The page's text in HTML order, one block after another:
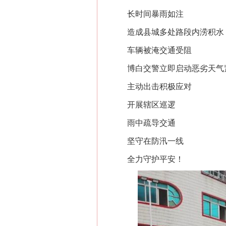
长时间暴雨如注
造成县城多处路段内涝积水
车辆被淹交通受阻
博白交警立即启动恶劣天气
主动出击积极应对
开展辖区巡逻
雨中疏导交通
坚守在防汛一线
全力守护平安！